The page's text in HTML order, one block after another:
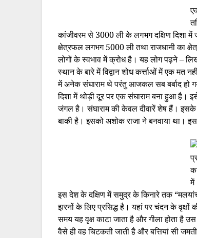
कांजीवरम से 3000 ली के लगभग दक्षिण दिशा में
क्षेत्रफल लगभग 5000 ली तथा राजधानी का
लोगों के स्वभाव में क्रोध है। यह लोग पढ़ने –
स्थान के बारे में विद्वान शोध कर्त्ताओं में एक
में अनेक संघाराम थे परंतु आजकल सब बर्बाद हो
दिशा में थोड़ी दूर पर एक संघाराम बना हुआ
जंगल है। संघाराम की केवल दीवारें शेष हैं। इसके
बाकी है। इसको अशोक राजा ने बनवाया था।
इस देश के दक्षिण में समुद्र के किनारे तक
झरनों के लिए प्रसिद्ध है। यहां पर चंदन के वृक्षों
समय यह वृक्ष काटा जाता है और गीला होता
वैसे ही वह चिटकती जाती है और बत्तियां सी